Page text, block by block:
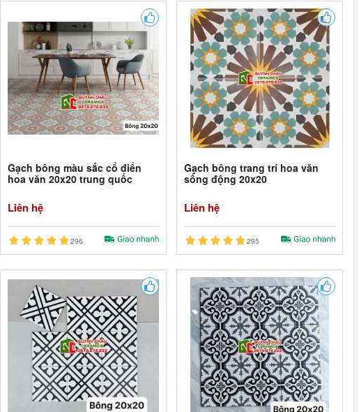
Gạch bông màu sắc cổ điển
hoa văn 20x20 trung quốc
Liên hệ
296
Gạch bông trang trí hoa văn
sống động 20x20
Liên hệ
295